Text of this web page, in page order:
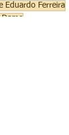
Eduardo Ferreira
Dame